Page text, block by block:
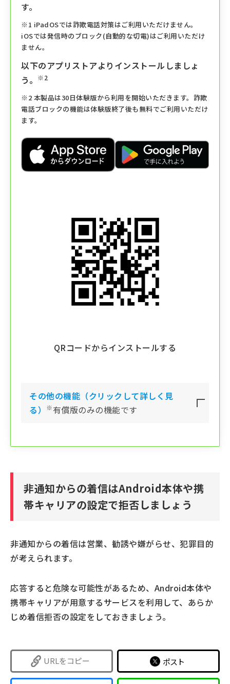
す。
※1 iPadOSでは詐欺電話対策はご利用いただけません。
iOSでは発信時のブロック(自動的な切電)はご利用いただけ
ません。
以下のアプリストアよりインストールしましょ
う。
※2
※2 本製品は30日体験版から利用を開始いただきます。詐欺
電話ブロックの機能は体験版終了後も無料でご利用いただけ
ます。
QRコードからインストールする
その他の機能（クリックして詳しく見
る）
※有償版のみの機能です
非通知からの着信はAndroid本体や携
帯キャリアの設定で拒否しましょう
非通知からの着信は営業、勧誘や嫌がらせ、犯罪目的
が考えられます。
応答すると危険な可能性があるため、Android本体や
携帯キャリアが用意するサービスを利用して、あらか
じめ着信拒否の設定をしておきましょう。
URLをコピー ポスト